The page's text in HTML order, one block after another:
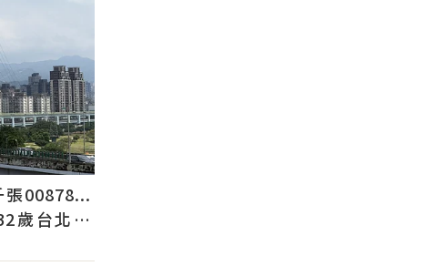
張00878...
歲台北人